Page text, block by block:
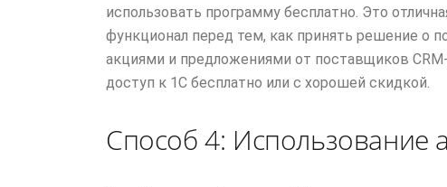
использовать программу бесплатно. Это
функционал перед тем, как принять решение о
акциями и предложениями от поставщиков
доступ к 1С бесплатно или с хорошей скидкой.
Способ 4: Использование